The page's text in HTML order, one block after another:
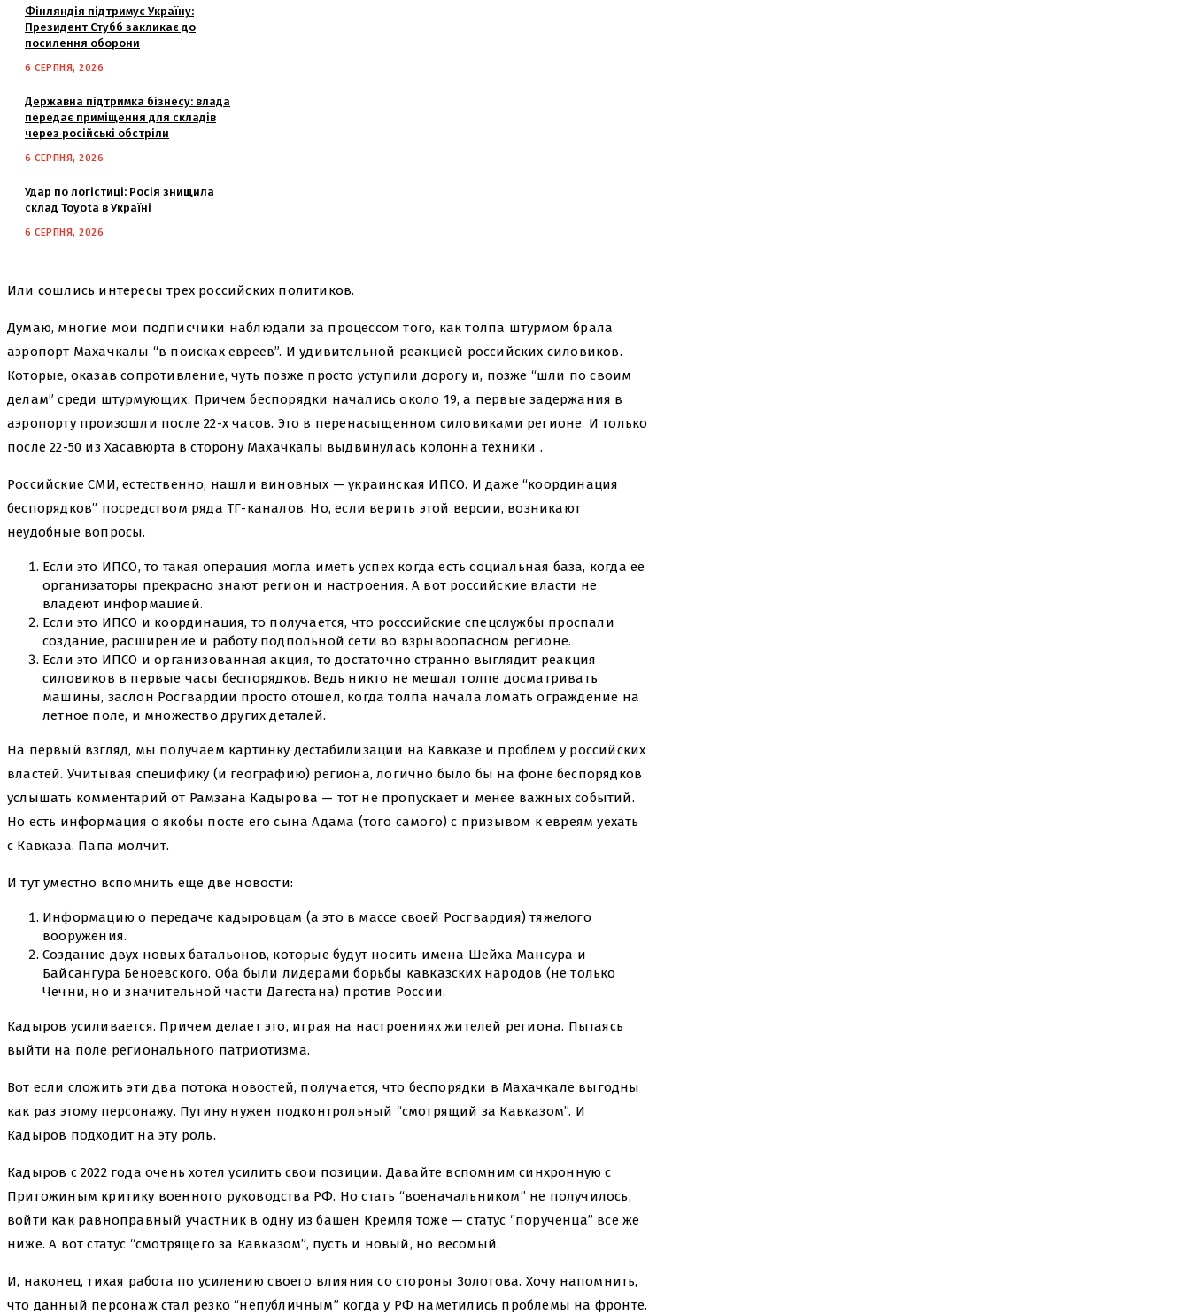
Фінляндія підтримує Україну:
Президент Стубб закликає до
посилення оборони
6 СЕРПНЯ, 2026
Державна підтримка бізнесу: влада
передає приміщення для складів
через російські обстріли
6 СЕРПНЯ, 2026
Удар по логістиці: Росія знищила
склад Toyota в Україні
6 СЕРПНЯ, 2026
Или сошлись интересы трех российских политиков.
Думаю, многие мои подписчики наблюдали за процессом того, как толпа штурмом брала
аэропорт Махачкалы “в поисках евреев”. И удивительной реакцией российских силовиков.
Которые, оказав сопротивление, чуть позже просто уступили дорогу и, позже “шли по своим
делам” среди штурмующих. Причем беспорядки начались около 19, а первые задержания в
аэропорту произошли после 22-х часов. Это в перенасыщенном силовиками регионе. И только
после 22-50 из Хасавюрта в сторону Махачкалы выдвинулась колонна техники .
Российские СМИ, естественно, нашли виновных — украинская ИПСО. И даже “координация
беспорядков” посредством ряда ТГ-каналов. Но, если верить этой версии, возникают
неудобные вопросы.
Если это ИПСО, то такая операция могла иметь успех когда есть социальная база, когда ее
организаторы прекрасно знают регион и настроения. А вот российские власти не
владеют информацией.
Если это ИПСО и координация, то получается, что росссийские спецслужбы проспали
создание, расширение и работу подпольной сети во взрывоопасном регионе.
Если это ИПСО и организованная акция, то достаточно странно выглядит реакция
силовиков в первые часы беспорядков. Ведь никто не мешал толпе досматривать
машины, заслон Росгвардии просто отошел, когда толпа начала ломать ограждение на
летное поле, и множество других деталей.
На первый взгляд, мы получаем картинку дестабилизации на Кавказе и проблем у российских
властей. Учитывая специфику (и географию) региона, логично было бы на фоне беспорядков
услышать комментарий от Рамзана Кадырова — тот не пропускает и менее важных событий.
Но есть информация о якобы посте его сына Адама (того самого) с призывом к евреям уехать
с Кавказа. Папа молчит.
И тут уместно вспомнить еще две новости:
Информацию о передаче кадыровцам (а это в массе своей Росгвардия) тяжелого
вооружения.
Создание двух новых батальонов, которые будут носить имена Шейха Мансура и
Байсангура Беноевского. Оба были лидерами борьбы кавказских народов (не только
Чечни, но и значительной части Дагестана) против России.
Кадыров усиливается. Причем делает это, играя на настроениях жителей региона. Пытаясь
выйти на поле регионального патриотизма.
Вот если сложить эти два потока новостей, получается, что беспорядки в Махачкале выгодны
как раз этому персонажу. Путину нужен подконтрольный “смотрящий за Кавказом”. И
Кадыров подходит на эту роль.
Кадыров с 2022 года очень хотел усилить свои позиции. Давайте вспомним синхронную с
Пригожиным критику военного руководства РФ. Но стать “военачальником” не получилось,
войти как равноправный участник в одну из башен Кремля тоже — статус “порученца” все же
ниже. А вот статус “смотрящего за Кавказом”, пусть и новый, но весомый.
И, наконец, тихая работа по усилению своего влияния со стороны Золотова. Хочу напомнить,
что данный персонаж стал резко “непубличным” когда у РФ наметились проблемы на фронте.